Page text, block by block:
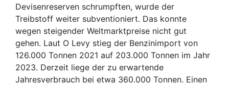
Devisenreserven schrumpften, wurde der
Treibstoff weiter subventioniert. Das konnte
wegen steigender Weltmarktpreise nicht gut
gehen. Laut O Levy stieg der Benzinimport von
126.000 Tonnen 2021 auf 203.000 Tonnen im Jahr
2023. Derzeit liege der zu erwartende
Jahresverbrauch bei etwa 360.000 Tonnen. Einen